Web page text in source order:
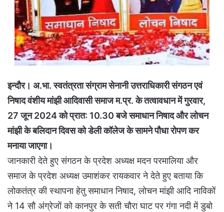
इन्दौर। अ.भा. स्वतंत्रता संग्राम सेनानी उत्तराधिकारी संगठन एवं
निषाद वंशीय मांझी आदिवासी समाज म.प्र. के तत्वावधान में गुरवार,
27 जून 2024 को प्रात: 10.30 बजे समाधान निषाद और लोचन
मांझी के बलिदान दिवस को डेली कॉलेज के सामने पौधा रोपण कर
मनाया जाएगा।
जानकारी देते हुए संगठन के प्रदेश अध्यक्ष मदन परमालिया और
समाज के प्रदेश अध्यक्ष उमाशंकर रायकवार ने देते हुए बताया कि
लोकतंत्र की स्थापना हेतु समाधान निषाद, लोचन मांझी आदि नाविकों
ने 14 सौ अंग्रेजों को कानपुर के सती चौरा घाट पर गंगा नदी में डुबो